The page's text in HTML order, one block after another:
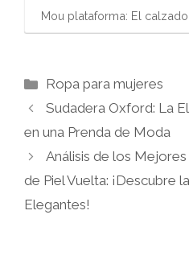
Mou plataforma: El
Categorías
Ropa para mujeres
Sudadera Oxford: La
en una Prenda de Moda
Análisis de los
de Piel Vuelta: ¡Descubre
Elegantes!